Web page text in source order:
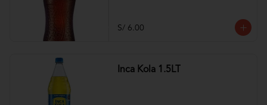
S/ 6.00
Inca Kola 1.5LT